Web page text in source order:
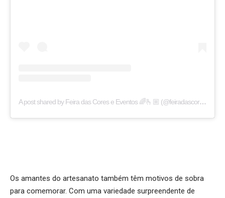
A post shared by Feira das Cores e Eventos 🌈🫰🏼 (@feiradascoresam)
Os amantes do artesanato também têm motivos de sobra
para comemorar. Com uma variedade surpreendente de